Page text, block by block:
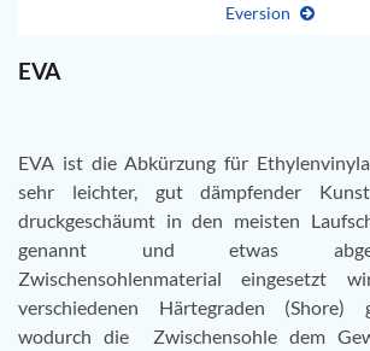
Eversion
EVA
EVA ist die Abkürzung für
sehr leichter, gut dämpfender
druckgeschäumt in den meisten
genannt und etwas
Zwischensohlenmaterial eingesetzt
verschiedenen Härtegraden (Shore)
wodurch die Zwischensohle dem